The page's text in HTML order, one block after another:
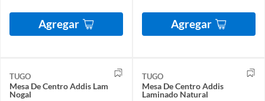
Agregar Agregar
TUGO
Mesa De Centro Addis Lam
Nogal
TUGO
Mesa De Centro Addis
Laminado Natural